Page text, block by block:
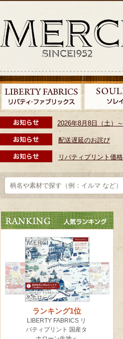
2026年8月8日（土）
配送遅延のお詫び
リバティプリント価